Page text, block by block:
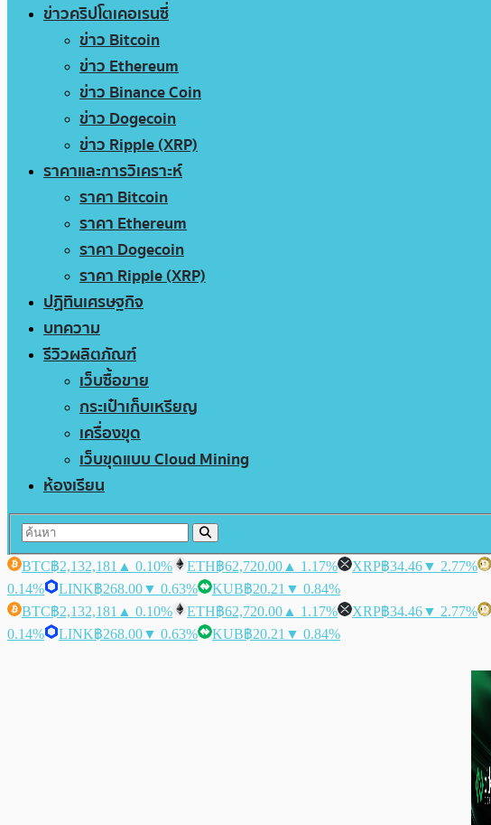
ข่าวคริปโตเคอเรนซี่
ข่าว Bitcoin
ข่าว Ethereum
ข่าว Binance Coin
ข่าว Dogecoin
ข่าว Ripple (XRP)
ราคาและการวิเคราะห์
ราคา Bitcoin
ราคา Ethereum
ราคา Dogecoin
ราคา Ripple (XRP)
ปฏิทินเศรษฐกิจ
บทความ
รีวิวผลิตภัณฑ์
เว็บซื้อขาย
กระเป๋าเก็บเหรียญ
เครื่องขุด
เว็บขุดแบบ Cloud Mining
ห้องเรียน
BTC฿2,132,181 ▲ 0.10% ETH฿62,720.00 ▲ 1.17% XRP฿34.46▼ 2.77%
0.14%
LINK฿268.00▼ 0.63% KUB฿20.21 ▼ 0.84%
BTC฿2,132,181 ▲ 0.10% ETH฿62,720.00 ▲ 1.17% XRP฿34.46▼ 2.77%
0.14%
LINK฿268.00▼ 0.63% KUB฿20.21 ▼ 0.84%